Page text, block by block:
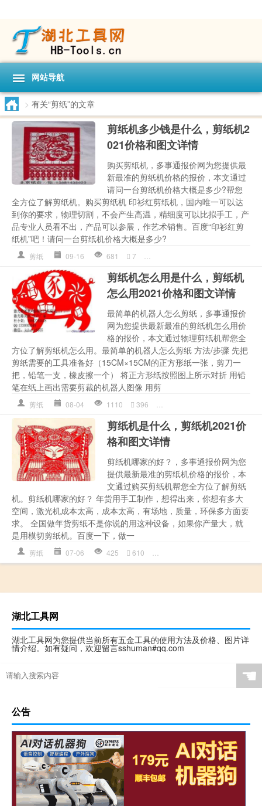
网站导航
> 有关“剪纸”的文章
剪纸机多少钱是什么，剪纸机2
021价格和图文详情
购买剪纸机，多事通报价网为您提供最
新最准的剪纸机价格的报价，本文通过
请问一台剪纸机价格大概是多少?帮您
全方位了解剪纸机。购买剪纸机 印衫红剪纸机，国内唯一可以达
到你的要求，物理切割，不会产生高温，精细度可以比拟手工，产
品专业人员看不出，产品可以参展，作艺术销售。百度“印衫红剪
纸机”吧！请问一台剪纸机价格大概是多少?
剪纸 09-16 681 7
剪纸机怎么用是什么，剪纸机
怎么用2021价格和图文详情
最简单的机器人怎么剪纸，多事通报价
网为您提供最新最准的剪纸机怎么用价
格的报价，本文通过物理剪纸机帮您全
方位了解剪纸机怎么用。最简单的机器人怎么剪纸 方法/步骤 先把
剪纸需要的工具准备好（15CM×15CM的正方形纸一张，剪刀一
把，铅笔一支，橡皮擦一个） 将正方形纸按照图上所示对折 用铅
笔在纸上画出需要剪裁的机器人图像 用剪
剪纸 08-04 1110 396
剪纸机是什么，剪纸机2021价
格和图文详情
剪纸机哪家的好？，多事通报价网为您
提供最新最准的剪纸机价格的报价，本
文通过购买剪纸机帮您全方位了解剪纸
机。剪纸机哪家的好？ 年货用手工制作，想得出来，你想有多大
空间，激光机成本太高，成本太高，有场地，质量，环保多方面要
求。 全国做年货剪纸不是你说的用这种设备，如果你产量大，就
是用模切剪纸机。百度一下，做一
剪纸 07-06 425 610
湖北工具网
湖北工具网为您提供当前所有五金工具的使用方法及价格、图片详
情介绍。如有疑问，欢迎留言sshuman#qq.com
☚
公告